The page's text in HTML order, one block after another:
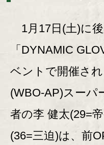
1月17日(土)に
「DYNAMIC
ベントで開催さ
(WBO-AP)スーパ
者の李 健太(29=
(36=三迫)は、前